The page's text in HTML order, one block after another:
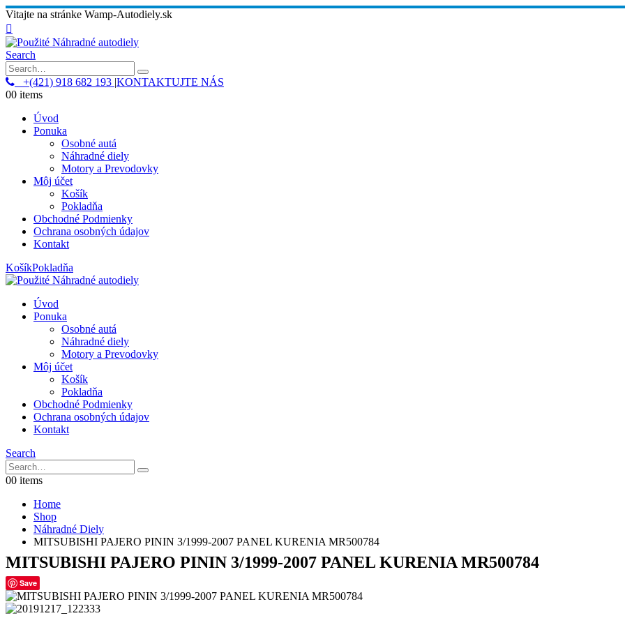
Vitajte na stránke Wamp-Autodiely.sk
Search
+(421) 918 682 193 |KONTAKTUJTE NÁS
00 items
Úvod
Ponuka
Osobné autá
Náhradné diely
Motory a Prevodovky
Môj účet
Košík
Pokladňa
Obchodné Podmienky
Ochrana osobných údajov
Kontakt
KošíkPokladňa
Úvod
Ponuka
Osobné autá
Náhradné diely
Motory a Prevodovky
Môj účet
Košík
Pokladňa
Obchodné Podmienky
Ochrana osobných údajov
Kontakt
Search
00 items
Home
Shop
Náhradné Diely
MITSUBISHI PAJERO PININ 3/1999-2007 PANEL KURENIA MR500784
MITSUBISHI PAJERO PININ 3/1999-2007 PANEL KURENIA MR500784
Save